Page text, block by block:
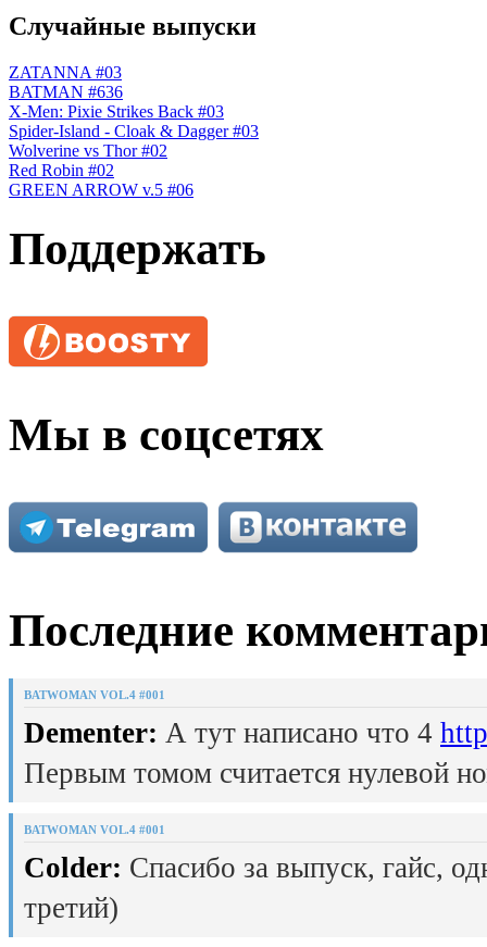
Случайные выпуски
ZATANNA #03
BATMAN #636
X-Men: Pixie Strikes Back #03
Spider-Island - Cloak & Dagger #03
Wolverine vs Thor #02
Red Robin #02
GREEN ARROW v.5 #06
Поддержать
Мы в соцсетях
Последние
BATWOMAN VOL.4 #001
Dementer: А тут написано что 4
Первым томом считается нулевой
BATWOMAN VOL.4 #001
Colder: Спасибо за выпуск, гайс,
третий)